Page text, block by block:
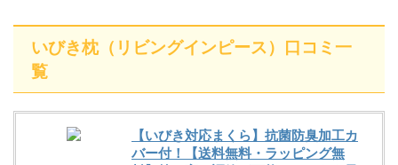
いびき枕（リビングインピース）口コミ一
覧
【いびき対応まくら】抗菌防臭加工カ
バー付！【送料無料・ラッピング無